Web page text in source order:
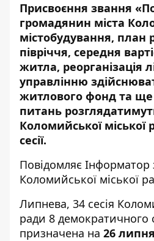
Присвоєння звання
громадянин міста
містобудування, план
півріччя, середня
житла, реорганізація
управлінню
житлового фонд та ще
питань
Коломийської міської
сесії.
Повідомляє Інформатор
Коломийської міської
Липнева, 34 сесія
ради 8 демократичного
призначена на 26 липня